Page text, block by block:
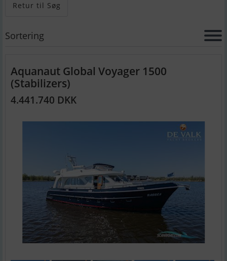
Retur til Søg
Sortering
Aquanaut Global Voyager 1500
(Stabilizers)
4.441.740 DKK